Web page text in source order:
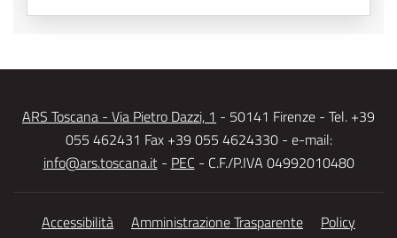
ARS Toscana - Via Pietro Dazzi, 1 - 50141 Firenze - Tel. +39
055 462431 Fax +39 055 4624330 - e-mail:
info@ars.toscana.it- PEC - C.F./P.IVA 04992010480
Accessibilità Amministrazione Trasparente
Policy